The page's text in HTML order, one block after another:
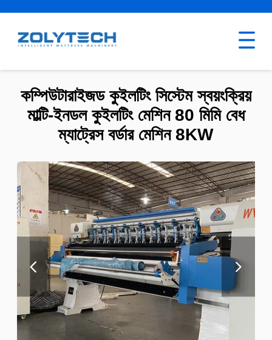
কম্পিউটারাইজড কুইলটিং সিস্টেম স্বয়ংক্রিয়
মাল্টি-ইনডল কুইলটিং মেশিন 80 মিমি বেধ
ম্যাট্রেস বর্ডার মেশিন 8KW